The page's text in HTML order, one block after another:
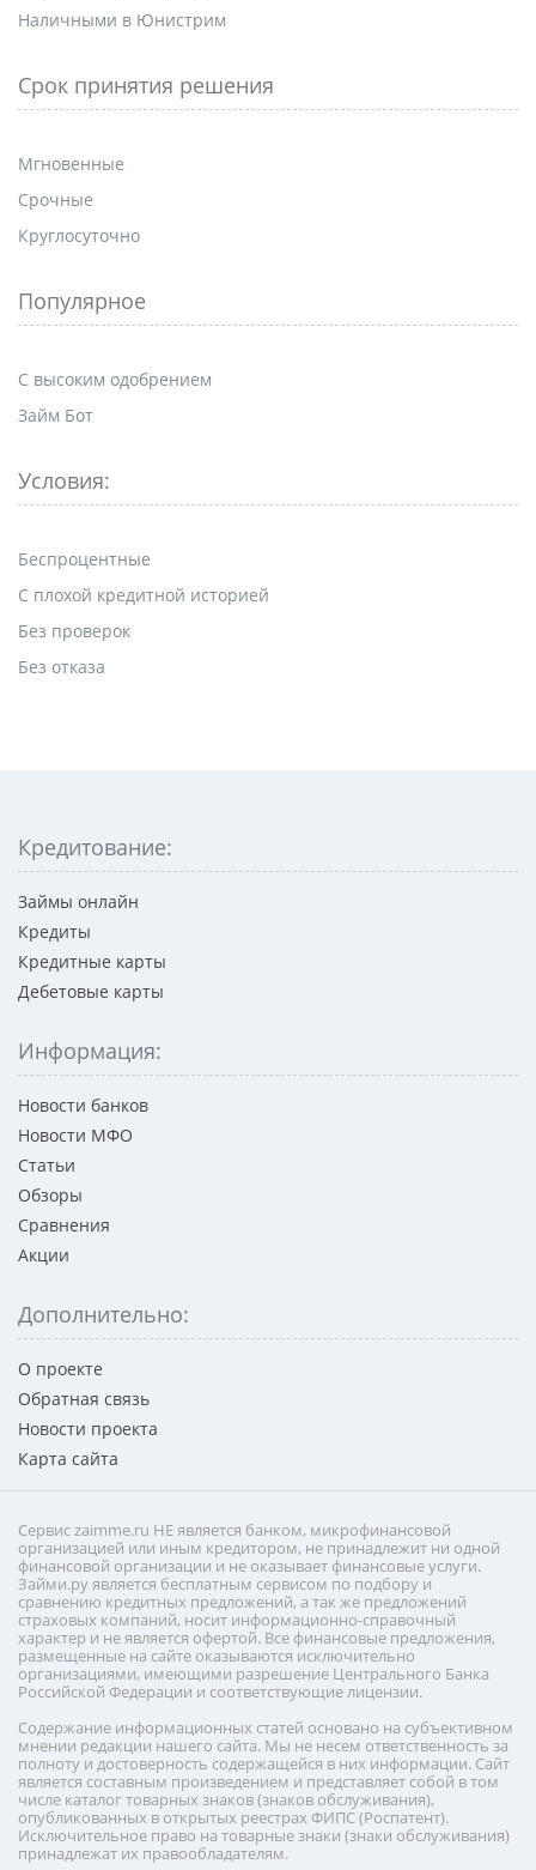
Наличными в Юнистрим
Срок принятия решения
Мгновенные
Срочные
Круглосуточно
Популярное
С высоким одобрением
Займ Бот
Условия:
Беспроцентные
С плохой кредитной историей
Без проверок
Без отказа
Кредитование:
Займы онлайн
Кредиты
Кредитные карты
Дебетовые карты
Информация:
Новости банков
Новости МФО
Статьи
Обзоры
Сравнения
Акции
Дополнительно:
О проекте
Обратная связь
Новости проекта
Карта сайта
Сервис zaimme.ru НЕ является банком, микрофинансовой
организацией или иным кредитором, не принадлежит ни одной
финансовой организации и не оказывает финансовые услуги.
Займи.ру является бесплатным сервисом по подбору и
сравнению кредитных предложений, а так же предложений
страховых компаний, носит информационно-справочный
характер и не является офертой. Все финансовые предложения,
размещенные на сайте оказываются исключительно
организациями, имеющими разрешение Центрального Банка
Российской Федерации и соответствующие лицензии.
Содержание информационных статей основано на субъективном
мнении редакции нашего сайта. Мы не несем ответственность за
полноту и достоверность содержащейся в них информации. Сайт
является составным произведением и представляет собой в том
числе каталог товарных знаков (знаков обслуживания),
опубликованных в открытых реестрах ФИПС (Роспатент).
Исключительное право на товарные знаки (знаки обслуживания)
принадлежат их правообладателям.